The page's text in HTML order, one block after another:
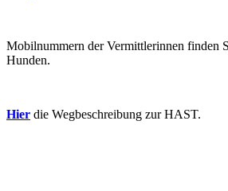
Mobilnummern der Vermittlerinnen finden
Hunden.
Hier die Wegbeschreibung zur HAST.